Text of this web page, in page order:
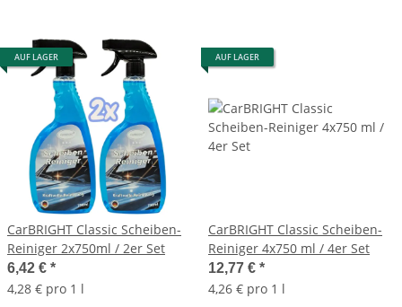
AUF LAGER
CarBRIGHT Classic Scheiben-
Reiniger 2x750ml / 2er Set
6,42 € *
4,28 € pro 1 l
AUF LAGER
CarBRIGHT Classic Scheiben-
Reiniger 4x750 ml / 4er Set
12,77 € *
4,26 € pro 1 l